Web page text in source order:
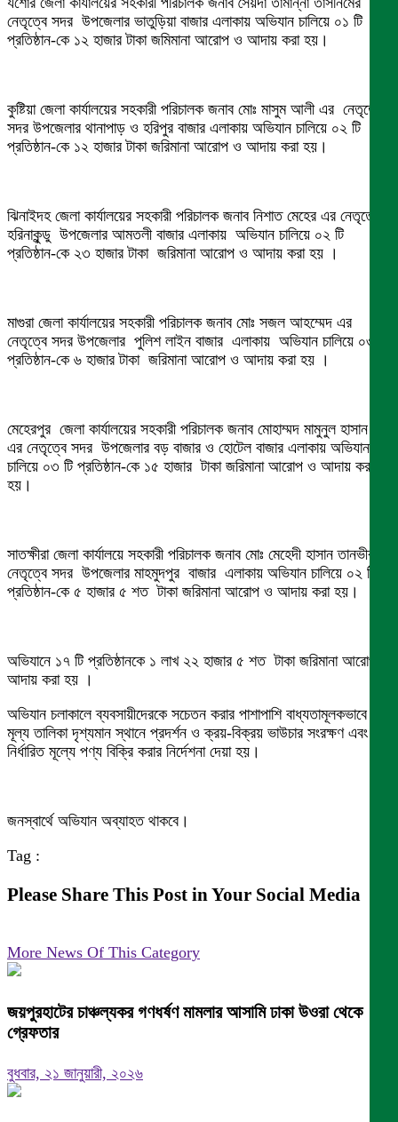
নেতৃত্বে সদর উপজেলার ভাতুড়িয়া বাজার এলাকায় অভিযান চালিয়ে ০১ টি
প্রতিষ্ঠান-কে ১২ হাজার টাকা জমিমানা আরোপ ও আদায় করা হয়।
কুষ্টিয়া জেলা কার্যালয়ের সহকারী পরিচালক জনাব মোঃ মাসুম আলী এর নেতৃত্বে
সদর উপজেলার থানাপাড় ও হরিপুর বাজার এলাকায় অভিযান চালিয়ে ০২ টি
প্রতিষ্ঠান-কে ১২ হাজার টাকা জরিমানা আরোপ ও আদায় করা হয়।
ঝিনাইদহ জেলা কার্যালয়ের সহকারী পরিচালক জনাব নিশাত মেহের এর নেতৃত্বে
হরিনাকুন্ডু উপজেলার আমতলী বাজার এলাকায় অভিযান চালিয়ে ০২ টি
প্রতিষ্ঠান-কে ২৩ হাজার টাকা জরিমানা আরোপ ও আদায় করা হয় ।
মাগুরা জেলা কার্যালয়ের সহকারী পরিচালক জনাব মোঃ সজল আহম্মেদ এর
নেতৃত্বে সদর উপজেলার পুলিশ লাইন বাজার এলাকায় অভিযান চালিয়ে ০৩ টি
প্রতিষ্ঠান-কে ৬ হাজার টাকা জরিমানা আরোপ ও আদায় করা হয় ।
মেহেরপুর জেলা কার্যালয়ের সহকারী পরিচালক জনাব মোহাম্মদ মামুনুল হাসান
এর নেতৃত্বে সদর উপজেলার বড় বাজার ও হোটেল বাজার এলাকায় অভিযান
চালিয়ে ০৩ টি প্রতিষ্ঠান-কে ১৫ হাজার টাকা জরিমানা আরোপ ও আদায় করা
হয়।
সাতক্ষীরা জেলা কার্যালয়ে সহকারী পরিচালক জনাব মোঃ মেহেদী হাসান তানভীরএর
নেতৃত্বে সদর উপজেলার মাহমুদপুর বাজার এলাকায় অভিযান চালিয়ে ০২ টি
প্রতিষ্ঠান-কে ৫ হাজার ৫ শত টাকা জরিমানা আরোপ ও আদায় করা হয়।
অভিযানে ১৭ টি প্রতিষ্ঠানকে ১ লাখ ২২ হাজার ৫ শত টাকা জরিমানা আরোপ ও
আদায় করা হয় ।
অভিযান চলাকালে ব্যবসায়ীদেরকে সচেতন করার পাশাপাশি বাধ্যতামূলকভাবে
মূল্য তালিকা দৃশ্যমান স্থানে প্রদর্শন ও ক্রয়-বিক্রয় ভাউচার সংরক্ষণ এবং
নির্ধারিত মূল্যে পণ্য বিক্রি করার নির্দেশনা দেয়া হয়।
জনস্বার্থে অভিযান অব্যাহত থাকবে।
Tag :
Please Share This Post in Your Social Media
More News Of This Category
জয়পুরহাটের চাঞ্চল্যকর গণধর্ষণ মামলার আসামি ঢাকা উওরা থেকে
গ্রেফতার
বুধবার, ২১ জানুয়ারী, ২০২৬